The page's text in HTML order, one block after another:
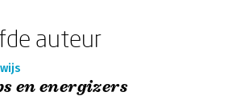
auteur
en energizers